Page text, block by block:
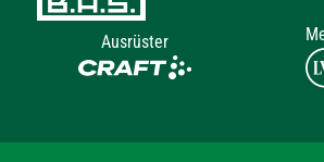
Ausrüster